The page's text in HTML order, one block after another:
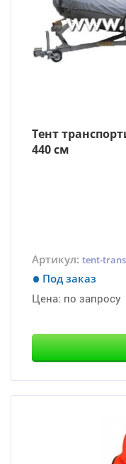
Тент
440 см
Артикул: tent-
Под заказ
Цена: по запросу